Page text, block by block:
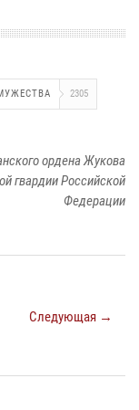
2305
ордена Жукова
гвардии Российской
Федерации
Следующая →